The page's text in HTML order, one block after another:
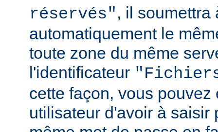
réservés", il soumettra
automatiquement le
toute zone du même
l'identificateur
cette façon, vous pouvez
utilisateur d'avoir à saisir